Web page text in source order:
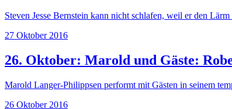
Steven Jesse Bernstein kann nicht schlafen, weil er den
27 Oktober 2016
26. Oktober: Marold und Gäste:
Marold Langer-Philippsen performt mit Gästen in seinem
26 Oktober 2016